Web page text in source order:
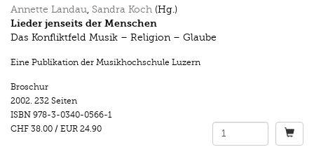
Annette Landau Sandra Koch (Hg.)
Lieder jenseits der Menschen
Das Konfliktfeld Musik – Religion – Glaube
Eine Publikation der Musikhochschule Luzern
Broschur
2002. 232 Seiten
ISBN 978-3-0340-0566-1
CHF 38.00 / EUR 24.90